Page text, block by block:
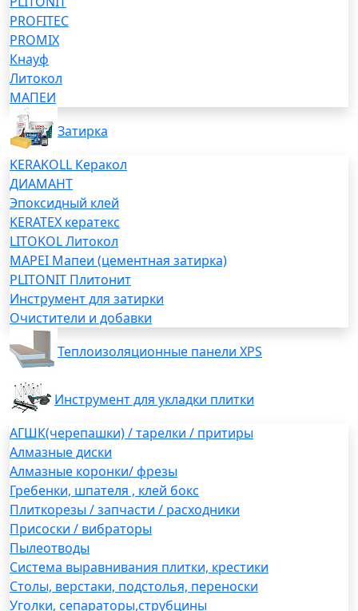
PROFITEC
PROMIX
Кнауф
Литокол
МАПЕИ
Затирка
KERAKOLL Керакол
ДИАМАНТ
Эпоксидный клей
KERATEX кератекс
LITOKOL Литокол
MAPEI Мапеи (цементная затирка)
PLITONIT Плитонит
Инструмент для затирки
Очистители и добавки
Теплоизоляционные панели XPS
Инструмент для укладки плитки
АГШК(черепашки) / тарелки / притиры
Алмазные диски
Алмазные коронки/ фрезы
Гребенки, шпателя , клей бокс
Плиткорезы / запчасти / расходники
Присоски / вибраторы
Пылеотводы
Система выравнивания плитки, крестики
Столы, верстаки, подстолья, переноски
Уголки, сепараторы,струбцины